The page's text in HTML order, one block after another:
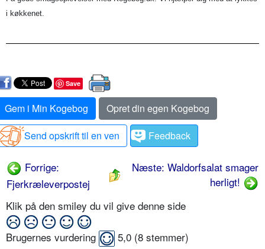
i køkkenet.
Save
Gem i Min Kogebog
Opret din egen Kogebog
Send opskrift til en ven
Feedback
Forrige:
Fjerkræleverpostej
Næste: Waldorfsalat smager
herligt!
Klik på den smiley du vil give denne side
Brugernes vurdering 5,0 (8 stemmer)